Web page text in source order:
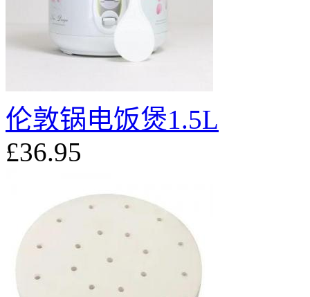
伦敦锅电饭煲1.5L
£36.95